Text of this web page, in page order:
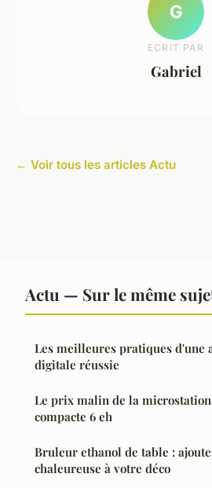
G
ECRIT PAR
Gabriel
← Voir tous les articles Actu
Actu — Sur le même
Les meilleures pratiques d'une
digitale réussie
Le prix malin de la
compacte 6 eh
Bruleur ethanol de table :
chaleureuse à votre déco